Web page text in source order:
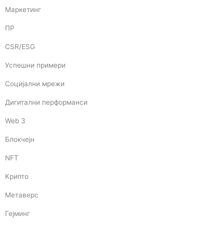
Маркетинг
ПР
CSR/ESG
Успешни примери
Социјални мрежи
Дигитални перформанси
Web 3
Блокчејн
NFT
Крипто
Метаверс
Гејминг